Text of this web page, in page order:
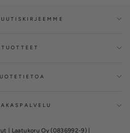
TUOTTEET
| Laatukoru Oy (0836992-9) |